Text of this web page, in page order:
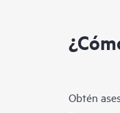
Obtén